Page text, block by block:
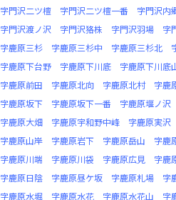
字門沢二ツ檀
字門沢二ツ檀一番 字門沢内
字門沢渡ノ沢
字門沢狢株 字門沢羽場 字
字鹿原三杉
字鹿原三杉中 字鹿原三杉北
字鹿原下台野
字鹿原下川底 字鹿原下川底
字鹿原前田
字鹿原北向 字鹿原北村 字鹿
字鹿原坂下
字鹿原坂下一番 字鹿原堰ノ沢
字鹿原大畑
字鹿原宇和野中峰 字鹿原実沢
字鹿原山岸
字鹿原岩下 字鹿原岳山 字鹿
字鹿原川端
字鹿原川袋 字鹿原広見 字鹿
字鹿原日陰
字鹿原昼ケ坂 字鹿原札場 字
字鹿原水堀
字鹿原水花 字鹿原水花山 字